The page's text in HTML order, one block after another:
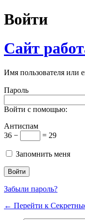
Войти
Сайт
Имя пользователя или
Пароль
Войти с помощью:
Антиспам
36 −
= 29
Запомнить меня
Забыли пароль?
← Перейти к